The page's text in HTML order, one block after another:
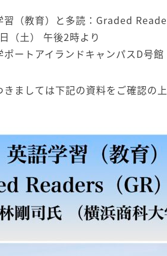
習（教育）と多読：Graded
（土） 午後2時より
ポートアイランドキャンパスD号
ましては下記の資料をご確認の上